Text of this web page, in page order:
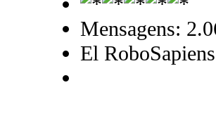
Mensagens:
El RoboSapiens